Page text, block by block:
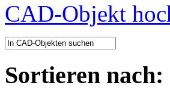
CAD-Objekt
Sortieren nach: